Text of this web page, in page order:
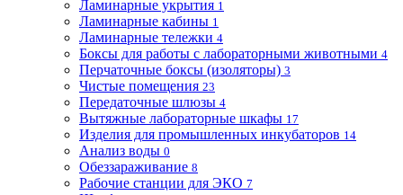
Ламинарные укрытия 1
Ламинарные кабины 1
Ламинарные тележки 4
Боксы для работы с лабораторными животными 4
Перчаточные боксы (изоляторы) 3
Чистые помещения 23
Передаточные шлюзы 4
Вытяжные лабораторные шкафы 17
Изделия для промышленных инкубаторов 14
Анализ воды 0
Обеззараживание 8
Рабочие станции для ЭКО 7